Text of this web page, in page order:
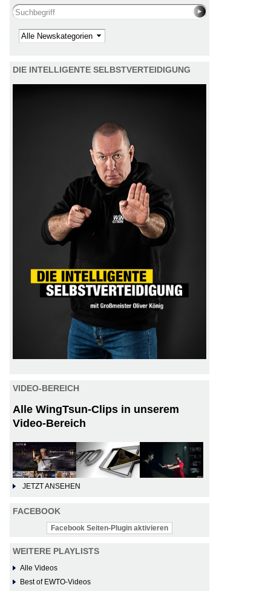
Search this site
Kategorie
DIE INTELLIGENTE SELBSTVERTEIDIGUNG
VIDEO-BEREICH
Alle WingTsun-Clips in unserem
Video-Bereich
JETZT ANSEHEN
FACEBOOK
Facebook Seiten-Plugin aktivieren
WEITERE PLAYLISTS
Alle Videos
Best of EWTO-Videos